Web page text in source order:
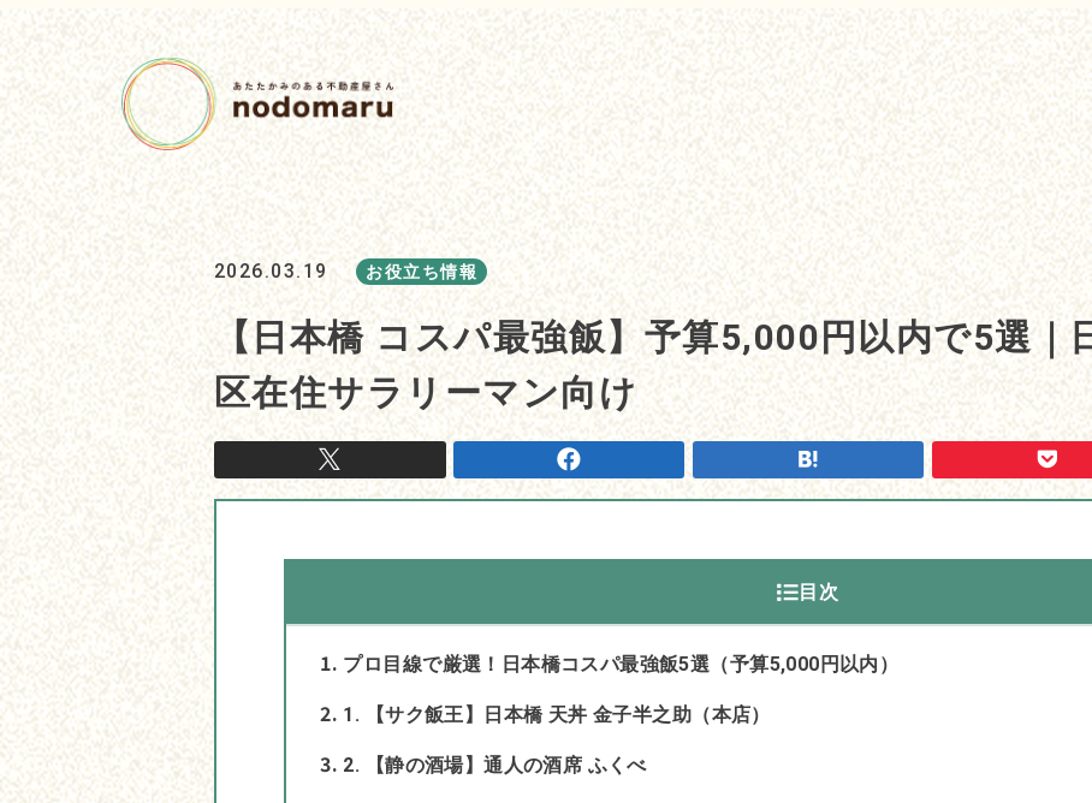
2026.03.19 お役立ち情報
【日本橋 コスパ最強飯】予算5,000円以内で5選｜
区在住サラリーマン向け
目次
プロ目線で厳選！日本橋コスパ最強飯5選（予算5,000円以内）
1. 【サク飯王】日本橋 天丼 金子半之助（本店）
2. 【静の酒場】通人の酒席 ふくべ